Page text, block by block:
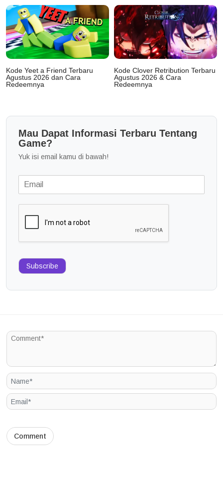
Kode Yeet a Friend Terbaru
Agustus 2026 dan Cara
Redeemnya
Kode Clover Retribution Terbaru
Agustus 2026 & Cara
Redeemnya
Mau Dapat Informasi Terbaru Tentang
Game?
Yuk isi email kamu di bawah!
Subscribe